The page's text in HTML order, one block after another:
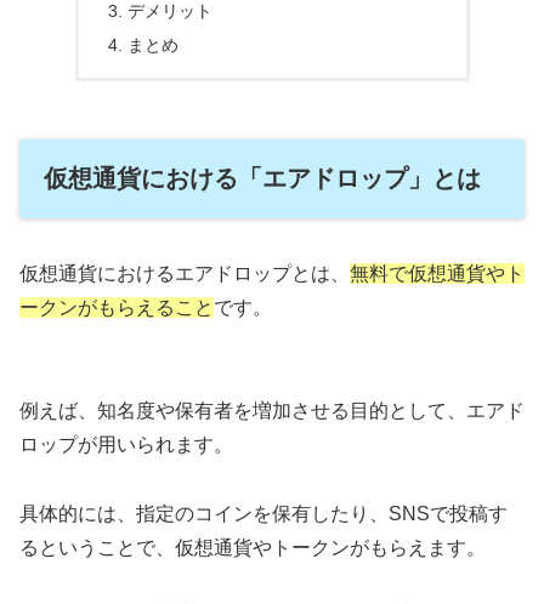
デメリット
まとめ
仮想通貨における「エアドロップ」とは
仮想通貨におけるエアドロップとは、 無料で仮想通貨やト
ークンがもらえること です。
例えば、知名度や保有者を増加させる目的として、エアド
ロップが用いられます。
具体的には、指定のコインを保有したり、SNSで投稿す
るということで、仮想通貨やトークンがもらえます。